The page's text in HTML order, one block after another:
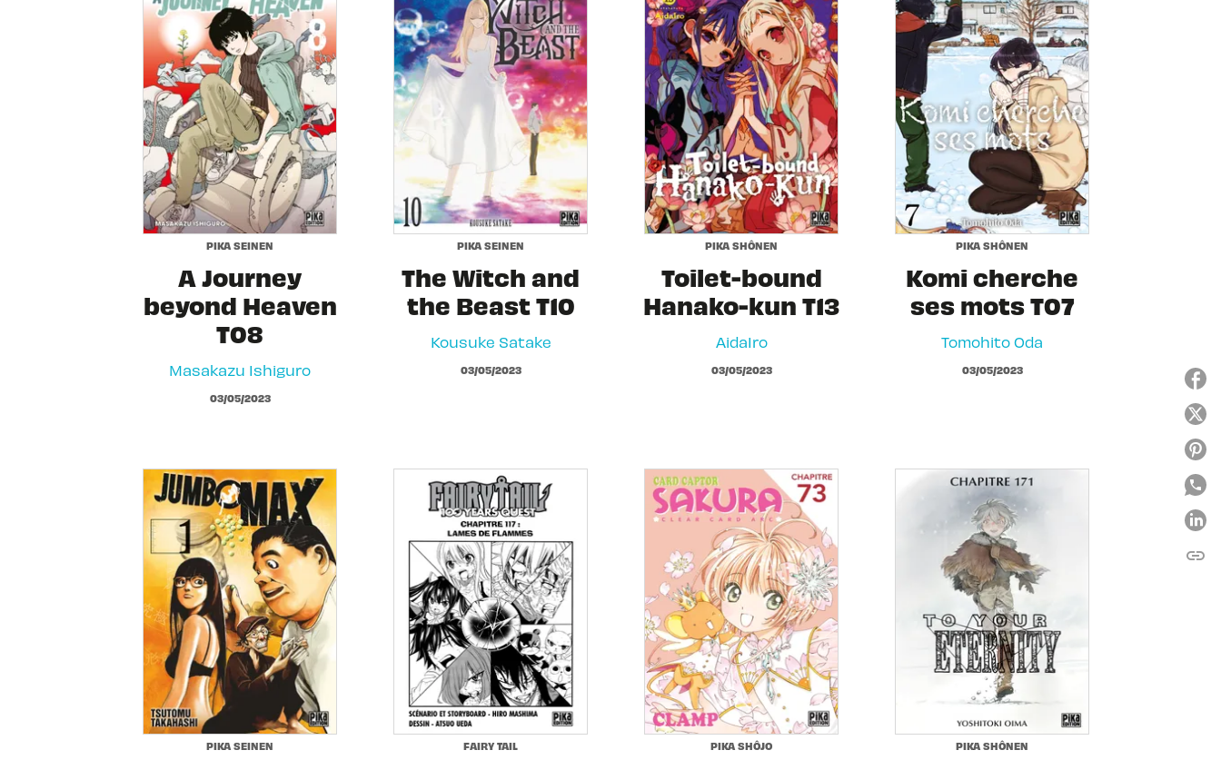
PIKA SEINEN
A Journey
beyond Heaven
T08
Masakazu Ishiguro
03/05/2023
PIKA SEINEN
The Witch and
the Beast T10
Kousuke Satake
03/05/2023
PIKA SHÔNEN
Toilet-bound
Hanako-kun T13
AidaIro
03/05/2023
PIKA SHÔNEN
Komi cherche
ses mots T07
Tomohito Oda
03/05/2023
PIKA SEINEN FAIRY TAIL PIKA SHÔJO PIKA SHÔNEN
link